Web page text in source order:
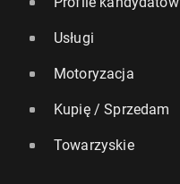
Usługi
Motoryzacja
Kupię / Sprzedam
Towarzyskie